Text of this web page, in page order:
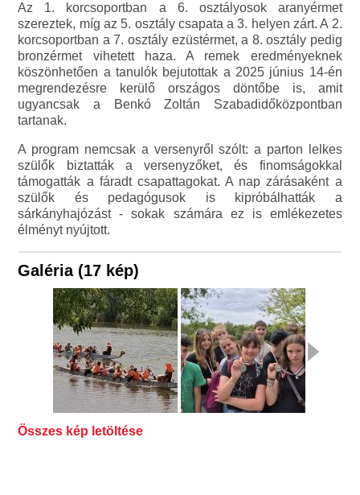
Az 1. korcsoportban a 6. osztályosok aranyérmet
szereztek, míg az 5. osztály csapata a 3. helyen zárt. A 2.
korcsoportban a 7. osztály ezüstérmet, a 8. osztály pedig
bronzérmet vihetett haza. A remek eredményeknek
köszönhetően a tanulók bejutottak a 2025 június 14-én
megrendezésre kerülő országos döntőbe is, amit
ugyancsak a Benkó Zoltán Szabadidőközpontban
tartanak.
A program nemcsak a versenyről szólt: a parton lelkes
szülők biztatták a versenyzőket, és finomságokkal
támogatták a fáradt csapattagokat. A nap zárásaként a
szülők és pedagógusok is kipróbálhatták a
sárkányhajózást - sokak számára ez is emlékezetes
élményt nyújtott.
Galéria (17 kép)
Összes kép letöltése